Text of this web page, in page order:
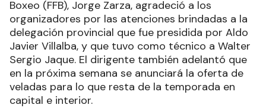
Boxeo (FFB), Jorge Zarza, agradeció a los
organizadores por las atenciones brindadas a la
delegación provincial que fue presidida por Aldo
Javier Villalba, y que tuvo como técnico a Walter
Sergio Jaque. El dirigente también adelantó que
en la próxima semana se anunciará la oferta de
veladas para lo que resta de la temporada en
capital e interior.